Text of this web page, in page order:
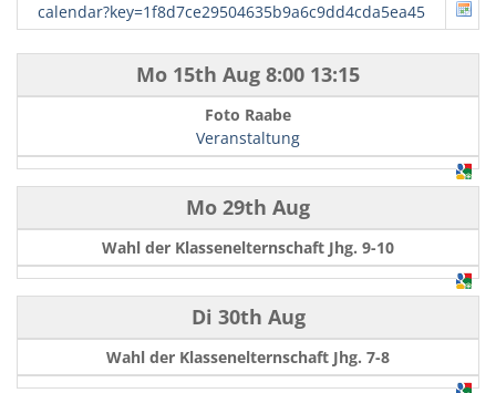
calendar?key=1f8d7ce29504635b9a6c9dd4cda5ea45
Mo 15th Aug 8:00 13:15
Foto Raabe
Veranstaltung
Mo 29th Aug
Wahl der Klassenelternschaft Jhg. 9-10
Di 30th Aug
Wahl der Klassenelternschaft Jhg. 7-8